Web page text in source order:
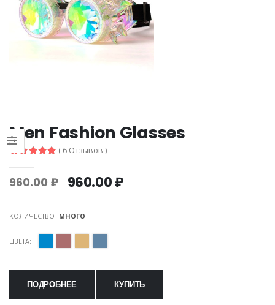
Men Fashion Glasses
( 6 Отзывов )
960.00 ₽ 960.00 ₽
КОЛИЧЕСТВО: МНОГО
ЦВЕТА:
ПОДРОБНЕЕ КУПИТЬ